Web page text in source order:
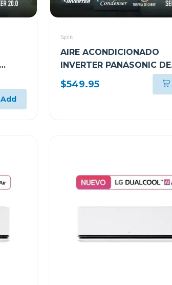
Add
Split
AIRE ACONDICIONADO
INVERTER PANASONIC DE
18000BTU SEER20
CSCUYU18AKV
$549.95